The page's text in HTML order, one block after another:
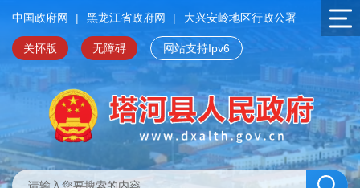
中国政府网 | 黑龙江省政府网 | 大兴安岭地区行政公署
关怀版 无障碍 网站支持Ipv6